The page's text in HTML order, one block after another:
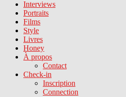
Interviews
Portraits
Films
Style
Livres
Honey
À propos
Contact
Check-in
Inscription
Connection